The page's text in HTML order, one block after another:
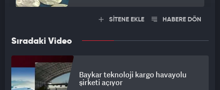
SİTENE EKLE HABERE DÖN
Sıradaki Video
Baykar teknoloji kargo havayolu
şirketi açıyor